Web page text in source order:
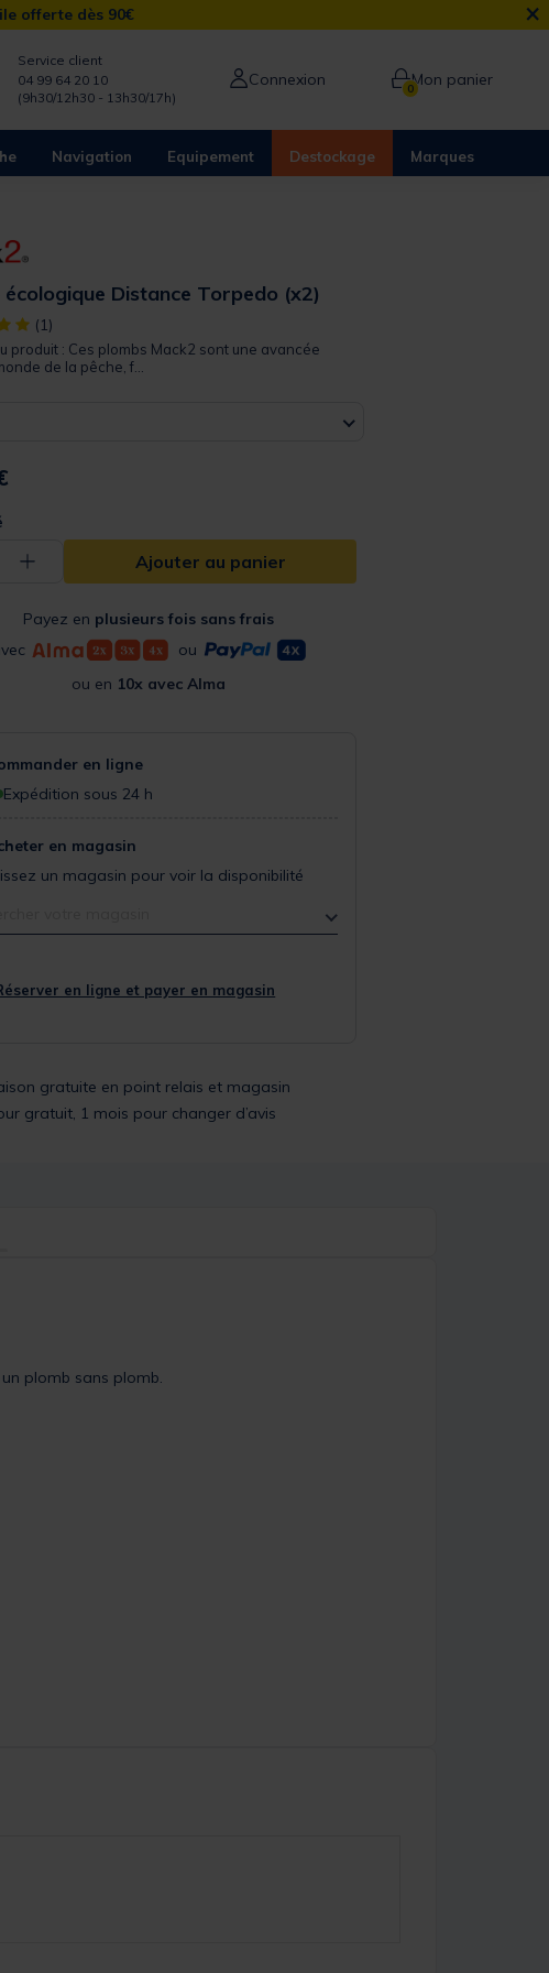
offerte dès 90€ ×
Service client
04 99 64 20 10
(9h30/12h30 - 13h30/17h)
Connexion 0Mon panier
Navigation Equipement Destockage Marques
écologique Distance Torpedo (x2)
out of 5 Customer Rating
(1)
produit : Ces plombs Mack2 sont une avancée
de la pêche, f...
+ Ajouter au panier
Payez en plusieurs fois sans frais
ou
ou en 10x avec Alma
en ligne
Expédition sous 24 h
en magasin
un magasin pour voir la disponibilité
en ligne et payer en magasin
gratuite en point relais et magasin
gratuit, 1 mois pour changer d’avis
plomb sans plomb.